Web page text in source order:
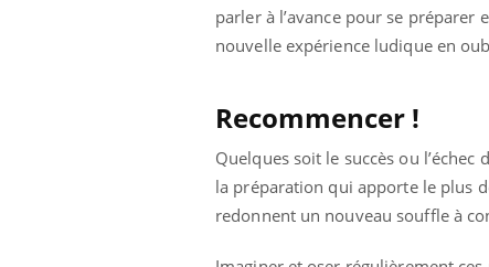
parler à l’avance pour se préparer
nouvelle expérience ludique en
Recommencer !
Quelques soit le succès ou
la préparation qui apporte le plus
redonnent un nouveau souffle à